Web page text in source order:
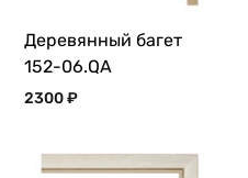
Деревянный багет
152-06.QA
2300₽